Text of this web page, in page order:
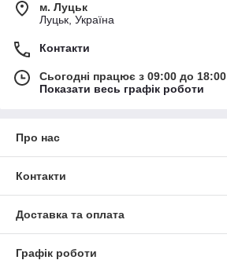
м. Луцьк
Луцьк, Україна
Контакти
Сьогодні працює з 09:00 до 18:00
Показати весь графік роботи
Про нас
Контакти
Доставка та оплата
Графік роботи